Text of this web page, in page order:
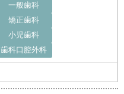
一般歯科
矯正歯科
小児歯科
歯科口腔外科